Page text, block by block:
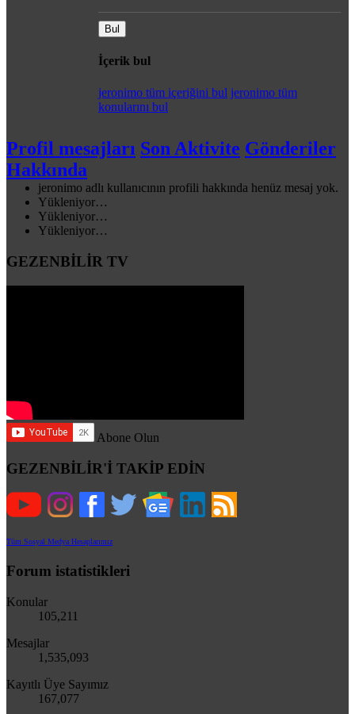
Bul
İçerik bul
jeronimo tüm içeriğini bul jeronimo tüm
konularını bul
Profil mesajları Son Aktivite Gönderiler
Hakkında
jeronimo adlı kullanıcının profili hakkında henüz mesaj yok.
Yükleniyor…
Yükleniyor…
Yükleniyor…
GEZENBİLİR TV
Abone Olun
GEZENBİLİR'İ TAKİP EDİN
Tüm Sosyal Medya Hesaplarımız
Forum istatistikleri
Konular
105,211
Mesajlar
1,535,093
Kayıtlı Üye Sayımız
167,077